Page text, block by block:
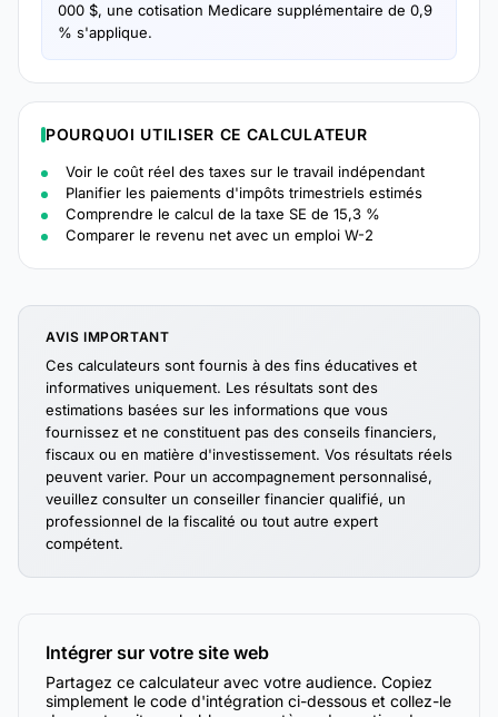
000 $, une cotisation Medicare supplémentaire de 0,9
% s'applique.
POURQUOI UTILISER CE CALCULATEUR
Voir le coût réel des taxes sur le travail indépendant
Planifier les paiements d'impôts trimestriels estimés
Comprendre le calcul de la taxe SE de 15,3 %
Comparer le revenu net avec un emploi W-2
AVIS IMPORTANT
Ces calculateurs sont fournis à des fins éducatives et
informatives uniquement. Les résultats sont des
estimations basées sur les informations que vous
fournissez et ne constituent pas des conseils financiers,
fiscaux ou en matière d'investissement. Vos résultats réels
peuvent varier. Pour un accompagnement personnalisé,
veuillez consulter un conseiller financier qualifié, un
professionnel de la fiscalité ou tout autre expert
compétent.
Intégrer sur votre site web
Partagez ce calculateur avec votre audience. Copiez
simplement le code d'intégration ci-dessous et collez-le